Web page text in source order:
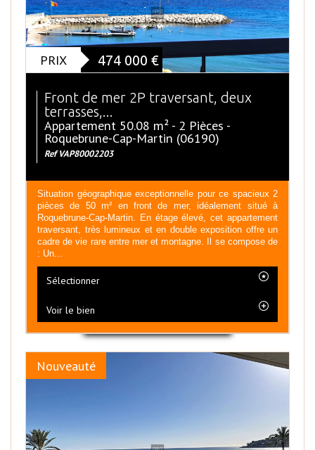
PRIX 474 000 €
Front de mer 2P traversant, deux
terrasses,...
Appartement 50.08 m² - 2 Pièces -
Roquebrune-Cap-Martin (06190)
Ref VAP80002203
Situation géographique exceptionnelle pour ce spacieux 2
pièces de 50 m² en front de mer, idéalement situé à
Roquebrune-Cap-Martin. En étage élevé, cet appartement
traversant, très lumineux et en double exposition offre un
cadre de vie rare entre mer et montagne. Il se compose de
: Un...
Sélectionner
Voir le bien
Nouveauté